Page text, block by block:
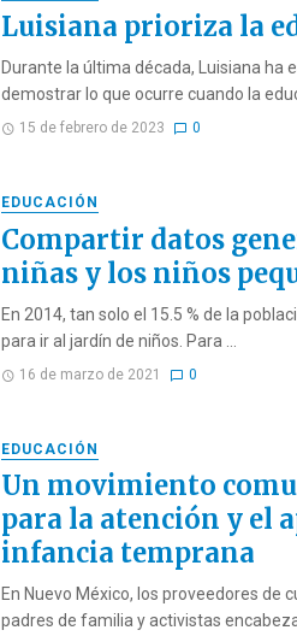
Luisiana prioriza la
Durante la última década, Luisiana ha
demostrar lo que ocurre cuando la
15 de febrero de 2023 0
EDUCACIÓN
Compartir datos
niñas y los niños
En 2014, tan solo el 15.5 % de la
para ir al jardín de niños. Para ...
16 de marzo de 2021 0
EDUCACIÓN
Un movimiento
para la atención y el
infancia temprana
En Nuevo México, los proveedores de
padres de familia y activistas